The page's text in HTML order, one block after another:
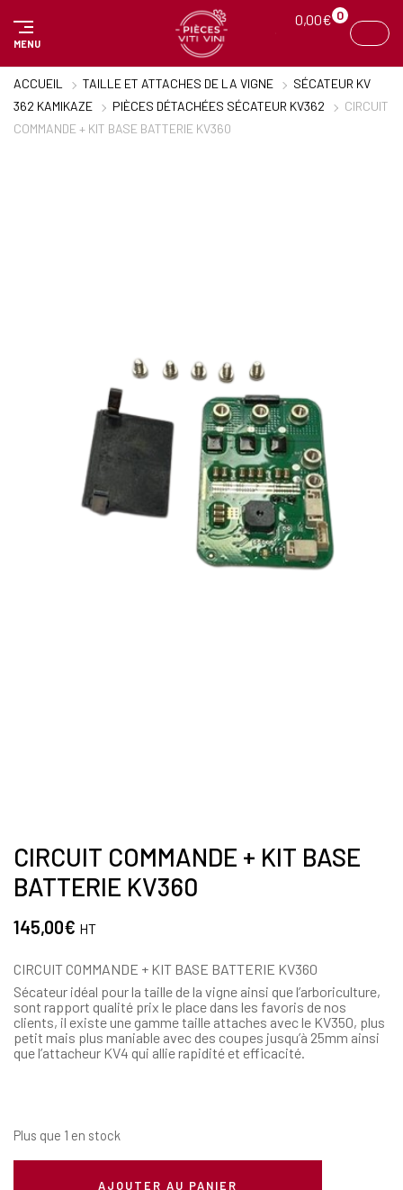
MENU
0,00€ 0
ACCUEIL TAILLE ET ATTACHES DE LA VIGNE
SÉCATEUR KV
362 KAMIKAZE
PIÈCES DÉTACHÉES SÉCATEUR KV362
CIRCUIT
COMMANDE + KIT BASE BATTERIE KV360
CIRCUIT COMMANDE + KIT BASE
BATTERIE KV360
145,00€ HT
CIRCUIT COMMANDE + KIT BASE BATTERIE KV360
Sécateur idéal pour la taille de la vigne ainsi que l’arboriculture,
sont rapport qualité prix le place dans les favoris de nos
clients, il existe une gamme taille attaches avec le KV350, plus
petit mais plus maniable avec des coupes jusqu’à 25mm ainsi
que l’attacheur KV4 qui allie rapidité et efficacité.
Plus que 1 en stock
AJOUTER AU PANIER
Panneau de gestion des cookies